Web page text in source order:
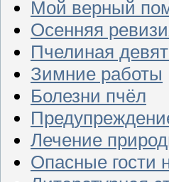
Мой верный
Осенняя
Пчелиная
Зимние работы
Болезни пчёл
Лечение
Опасные гости